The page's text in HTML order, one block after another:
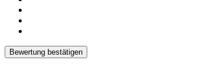
Bewertung bestätigen